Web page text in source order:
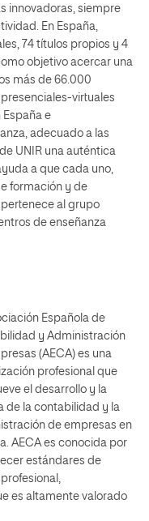
innovadoras, siempre
En España,
74 títulos propios y 4
objetivo acercar una
más de 66.000
virtuales
e
adecuado a las
UNIR una auténtica
a que cada uno,
formación y de
al grupo
de enseñanza
Española de
y Administración
(AECA) es una
profesional que
el desarrollo y la
de la contabilidad y la
de empresas en
AECA es conocida por
estándares de
es altamente valorado